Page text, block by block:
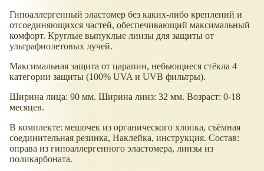
Гипоаллергенный эластомер без каких-либо креплений и
отсоединяющихся частей, обеспечивающий максимальный
комфорт. Круглые выпуклые линзы для защиты от
ультрафиолетовых лучей.
Максимальная защита от царапин, небьющиеся стёкла 4
категории защиты (100% UVA и UVB фильтры).
Ширина лица: 90 мм. Ширина линз: 32 мм. Возраст: 0-18
месяцев.
В комплекте: мешочек из органического хлопка, съёмная
соединительная резинка, Наклейка, инструкция. Состав:
оправа из гипоаллергенного эластомера, линзы из
поликарбоната.